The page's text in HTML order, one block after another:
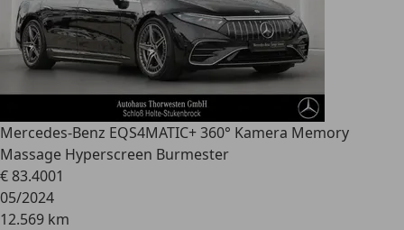
Mercedes-Benz EQS4MATIC+ 360° Kamera Memory
Massage Hyperscreen Burmester
€ 83.4001
05/2024
12.569 km